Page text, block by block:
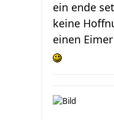
ein ende
keine
einen